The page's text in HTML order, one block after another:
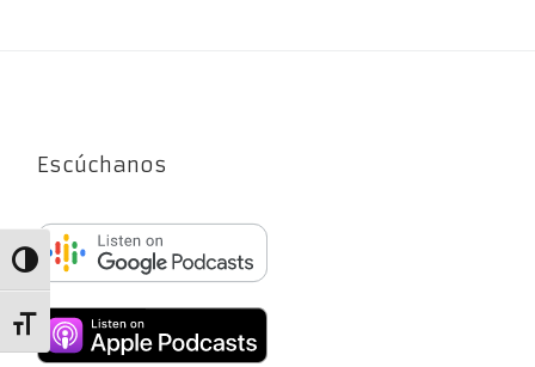
Alternar alto contraste
Alternar tamaño de letra
Escúchanos